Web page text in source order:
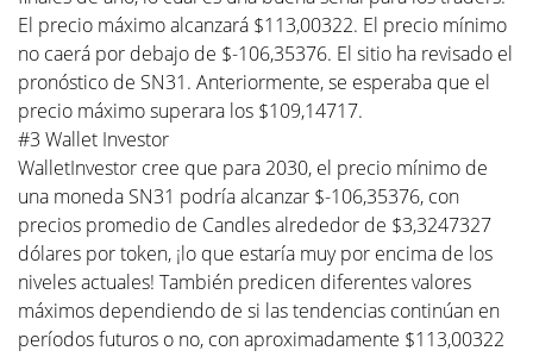
El precio máximo alcanzará $113,00322. El precio mínimo
no caerá por debajo de $-106,35376. El sitio ha revisado el
pronóstico de SN31. Anteriormente, se esperaba que el
precio máximo superara los $109,14717.
#3 Wallet Investor
WalletInvestor cree que para 2030, el precio mínimo de
una moneda SN31 podría alcanzar $-106,35376, con
precios promedio de Candles alrededor de $3,3247327
dólares por token, ¡lo que estaría muy por encima de los
niveles actuales! También predicen diferentes valores
máximos dependiendo de si las tendencias continúan en
períodos futuros o no, con aproximadamente $113,00322